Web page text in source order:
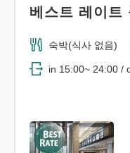
베스트 레이트
숙박(식사 없음)
in 15:00~ 24:00 /